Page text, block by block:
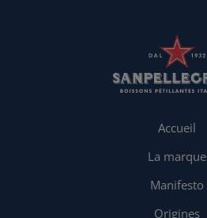
Accueil
La marque
Manifesto
Origines